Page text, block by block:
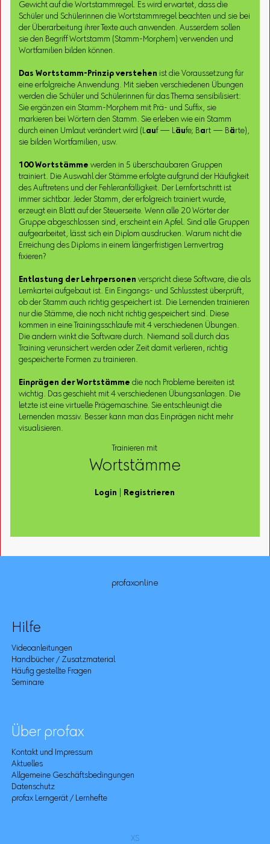
Gewicht auf die Wortstammregel. Es wird erwartet, dass die
Schüler und Schülerinnen die Wortstammregel beachten und sie bei
der Überarbeitung ihrer Texte auch anwenden. Ausserdem sollen
sie den Begriff Wortstamm (Stamm-Morphem) verwenden und
Wortfamilien bilden können.
Das Wortstamm-Prinzip verstehen ist die Voraussetzung für
eine erfolgreiche Anwendung. Mit sieben verschiedenen Übungen
werden die Schüler und Schülerinnen für das Thema sensibilisiert:
Sie ergänzen ein Stamm-Morphem mit Prä- und Suffix, sie
markieren bei Wörtern den Stamm. Sie erleben wie ein Stamm
durch einen Umlaut verändert wird (Lauf — Läufe; Bart — Bärte),
sie bilden Wortfamilien, usw.
100 Wortstämme werden in 5 überschaubaren Gruppen
trainiert. Die Auswahl der Stämme erfolgte aufgrund der Häufigkeit
des Auftretens und der Fehleranfälligkeit. Der Lernfortschritt ist
immer sichtbar. Jeder Stamm, der erfolgreich trainiert wurde,
erzeugt ein Blatt auf der Steuerseite. Wenn alle 20 Wörter der
Gruppe abgeschlossen sind, erscheint ein Apfel. Sind alle Gruppen
aufgearbeitet, lässt sich ein Diplom ausdrucken. Warum nicht die
Erreichung des Diploms in einem längerfristigen Lernvertrag
fixieren?
Entlastung der Lehrpersonen verspricht diese Software, die als
Lernkartei aufgebaut ist. Ein Eingangs- und Schlusstest überprüft,
ob der Stamm auch richtig gespeichert ist. Die Lernenden trainieren
nur die Stämme, die noch nicht richtig gespeichert sind. Diese
kommen in eine Trainingsschlaufe mit 4 verschiedenen Übungen.
Die andern winkt die Software durch. Niemand soll durch das
Training verunsichert werden oder Zeit damit verlieren, richtig
gespeicherte Formen zu trainieren.
Einprägen der Wortstämme die noch Probleme bereiten ist
wichtig. Das geschieht mit 4 verschiedenen Übungsanlagen. Die
letzte ist eine virtuelle Prägemaschine. Sie entschleunigt die
Lernenden massiv. Besser kann man das Einprägen nicht mehr
visualisieren.
Trainieren mit
Wortstämme
Login Registrieren
profaxonline
Hilfe
Videoanleitungen
Handbücher / Zusatzmaterial
Häufig gestellte Fragen
Seminare
Über profax
Kontakt und Impressum
Aktuelles
Allgemeine Geschäftsbedingungen
Datenschutz
profax Lerngerät / Lernhefte
XS